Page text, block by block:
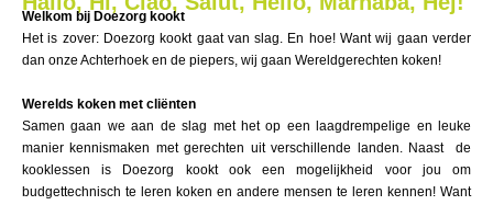
Welkom bij Doezorg kookt
Het is zover: Doezorg kookt gaat van slag. En hoe! Want wij gaan verder
dan onze Achterhoek en de piepers, wij gaan Wereldgerechten koken!
Werelds koken met cliënten
Samen gaan we aan de slag met het op een laagdrempelige en leuke
manier kennismaken met gerechten uit verschillende landen. Naast de
kooklessen is Doezorg kookt ook een mogelijkheid voor jou om
budgettechnisch te leren koken en andere mensen te leren kennen! Want